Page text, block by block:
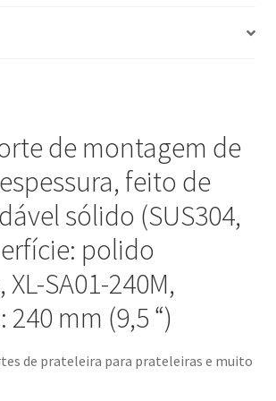
de montagem de
feito de
sólido (SUS304,
polido
SA01-240M,
mm (9,5 “)
de prateleira para prateleiras e muito